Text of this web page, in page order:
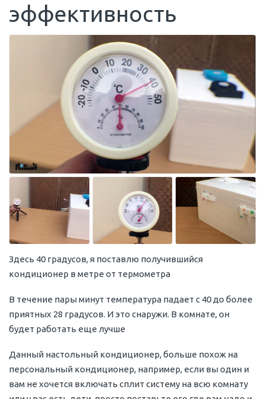
эффективность
Здесь 40 градусов, я поставлю получившийся
кондиционер в метре от термометра
В течение пары минут температура падает с 40 до более
приятных 28 градусов. И это снаружи. В комнате, он
будет работать еще лучше
Данный настольный кондиционер, больше похож на
персональный кондиционер, например, если вы один и
вам не хочется включать сплит систему на всю комнату